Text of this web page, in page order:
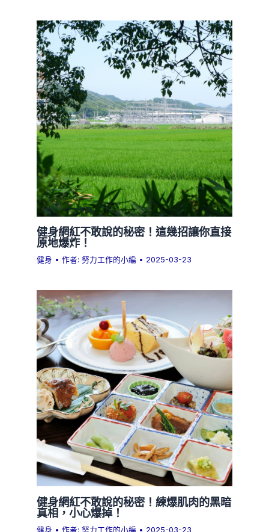
健身網紅不敢說的秘密！這幾招讓你直接
原地爆炸！
健身 • 作者:努力工作的小編 • 2025-03-23
健身網紅不敢說的秘密！練爆肌肉的黑暗
真相，小心爆掉！
健身 • 作者:努力工作的小編 • 2025-03-23